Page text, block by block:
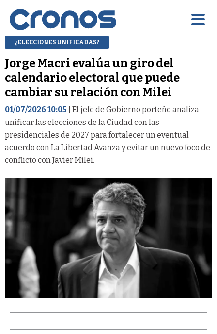
¿ELECCIONES UNIFICADAS?
Jorge Macri evalúa un giro del
calendario electoral que puede
cambiar su relación con Milei
01/07/2026 10:05 | El jefe de Gobierno porteño analiza
unificar las elecciones de la Ciudad con las
presidenciales de 2027 para fortalecer un eventual
acuerdo con La Libertad Avanza y evitar un nuevo foco de
conflicto con Javier Milei.